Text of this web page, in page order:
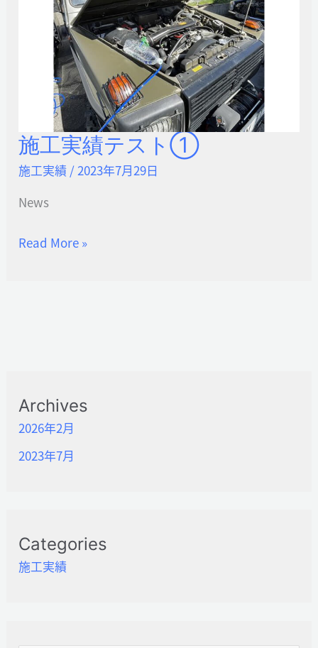
施工実績テスト①
施工実績 /2023年7月29日
News
施
工
績
ス
Read More »
Archives
2026年2月
2023年7月
Categories
施工実績